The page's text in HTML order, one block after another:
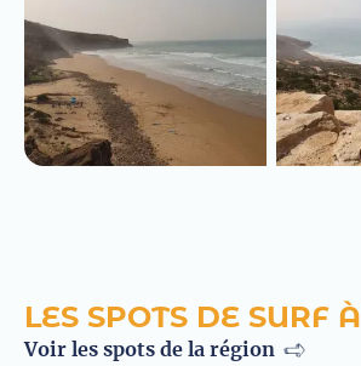
LES SPOTS DE SURF À
Voir les spots de la région